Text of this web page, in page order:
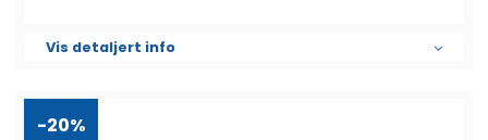
Vis detaljert info
-20%